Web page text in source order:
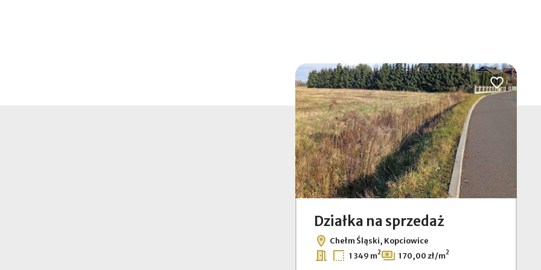
Dodaj do
Działka na sprzedaż
Chełm Śląski, Kopciowice
1 349 m2 170,00 zł/m2